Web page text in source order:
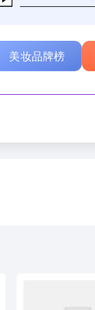
美妆品牌榜